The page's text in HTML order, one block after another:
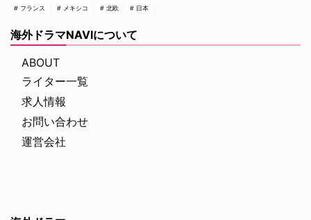
フランス メキシコ 北欧 日本
海外ドラマNAVIについて
ABOUT
ライター一覧
求人情報
お問い合わせ
運営会社